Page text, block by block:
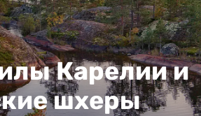
Карелии и
шхеры